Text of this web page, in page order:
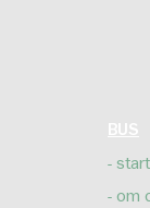
BUS
start
om